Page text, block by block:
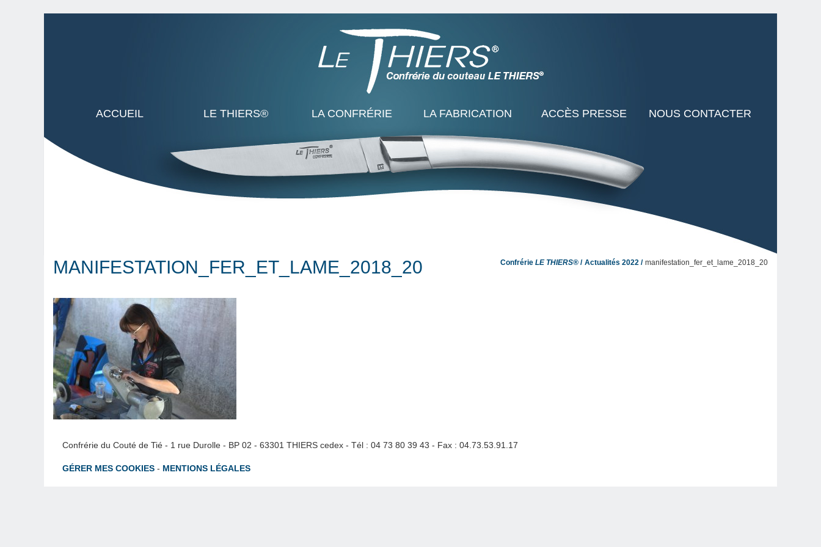
ACCUEIL LE THIERS® LA CONFRÉRIE LA FABRICATION ACCÈS PRESSE NOUS CONTACTER
MANIFESTATION_FER_ET_LAME_2018_20 Confrérie LE THIERS® Actualités 2022 manifestation_fer_et_lame_2018_20
Confrérie du Couté de Tié - 1 rue Durolle - BP 02 - 63301 THIERS cedex - Tél : 04 73 80 39 43 - Fax : 04.73.53.91.17
GÉRER MES COOKIES - MENTIONS LÉGALES